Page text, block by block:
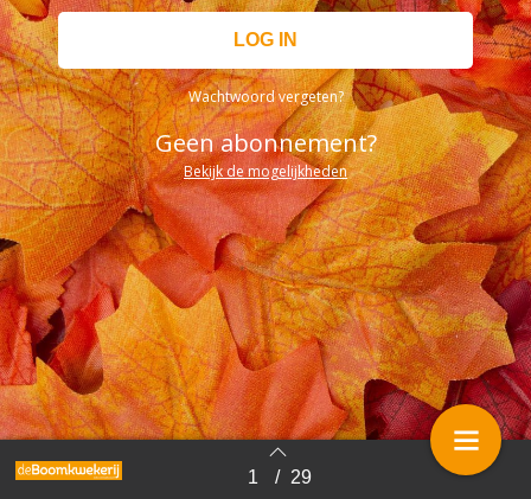
Wachtwoord vergeten?
Geen abonnement?
Bekijk de mogelijkheden
Terug naar overzicht 1 / 29